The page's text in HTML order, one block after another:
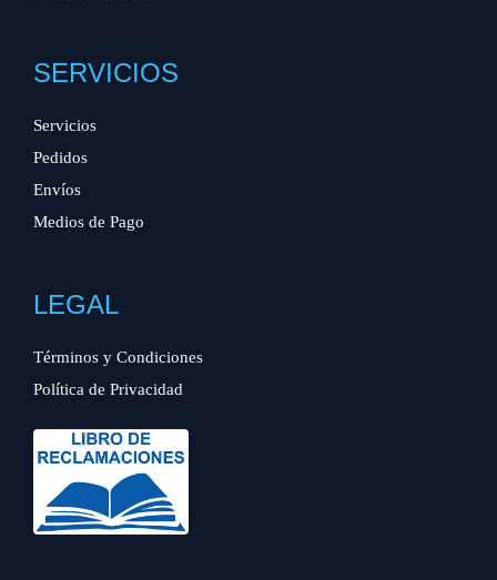
SERVICIOS
Servicios
Pedidos
Envíos
Medios de Pago
LEGAL
Términos y Condiciones
Política de Privacidad